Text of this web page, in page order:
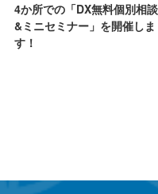
4か所での「DX無料個別相
&ミニセミナー」を開催しま
す！